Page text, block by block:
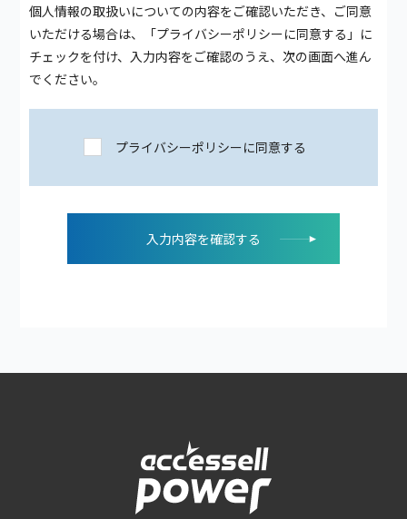
個人情報の取扱いについての内容をご確認いただき、ご同意
いただける場合は、「プライバシーポリシーに同意する」に
チェックを付け、入力内容をご確認のうえ、次の画面へ進ん
でください。
プライバシーポリシーに同意する
入力内容を確認する